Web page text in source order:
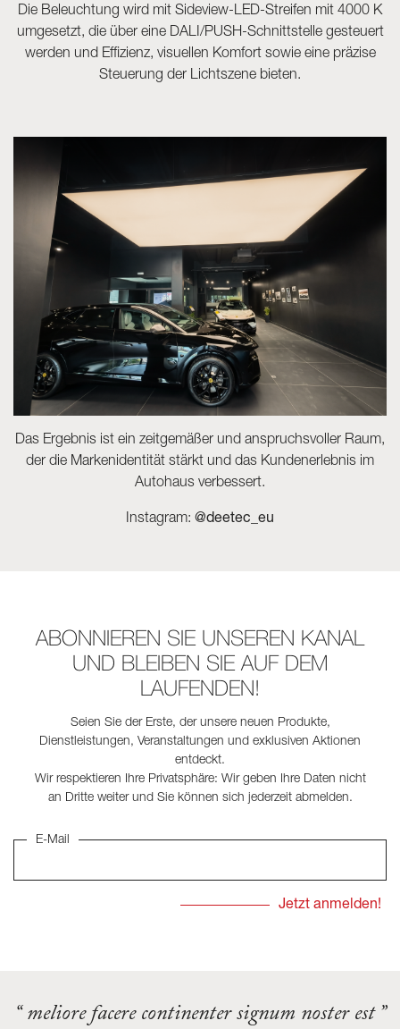
Die Beleuchtung wird mit Sideview-LED-Streifen mit 4000 K
umgesetzt, die über eine DALI/PUSH-Schnittstelle gesteuert
werden und Effizienz, visuellen Komfort sowie eine präzise
Steuerung der Lichtszene bieten.
Das Ergebnis ist ein zeitgemäßer und anspruchsvoller Raum,
der die Markenidentität stärkt und das Kundenerlebnis im
Autohaus verbessert.
Instagram: @deetec_eu
ABONNIEREN SIE UNSEREN KANAL
UND BLEIBEN SIE AUF DEM
LAUFENDEN!
Seien Sie der Erste, der unsere neuen Produkte,
Dienstleistungen, Veranstaltungen und exklusiven Aktionen
entdeckt.
Wir respektieren Ihre Privatsphäre: Wir geben Ihre Daten nicht
an Dritte weiter und Sie können sich jederzeit abmelden.
E-Mail
“ meliore facere continenter signum noster est ”